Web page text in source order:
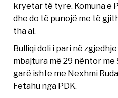
kryetar të tyre. Komuna e
dhe do të punojë me të
tha ai.
Bulliqi doli i pari në
mbajtura më 29 nëntor me
garë ishte me Nexhmi
Fetahu nga PDK.